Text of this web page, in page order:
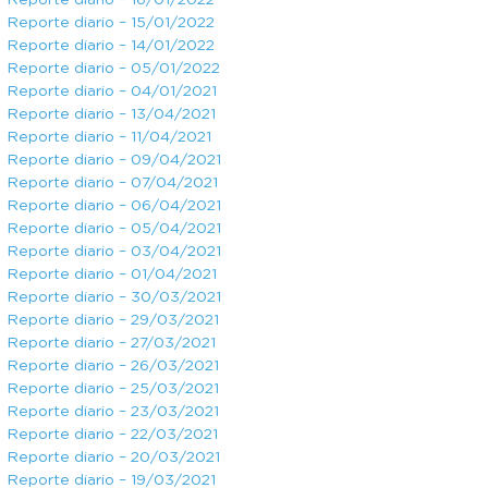
Reporte diario – 15/01/2022
Reporte diario – 14/01/2022
Reporte diario – 05/01/2022
Reporte diario – 04/01/2021
Reporte diario – 13/04/2021
Reporte diario – 11/04/2021
Reporte diario – 09/04/2021
Reporte diario – 07/04/2021
Reporte diario – 06/04/2021
Reporte diario – 05/04/2021
Reporte diario – 03/04/2021
Reporte diario – 01/04/2021
Reporte diario – 30/03/2021
Reporte diario – 29/03/2021
Reporte diario – 27/03/2021
Reporte diario – 26/03/2021
Reporte diario – 25/03/2021
Reporte diario – 23/03/2021
Reporte diario – 22/03/2021
Reporte diario – 20/03/2021
Reporte diario – 19/03/2021